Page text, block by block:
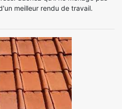
meilleur rendu de travail.